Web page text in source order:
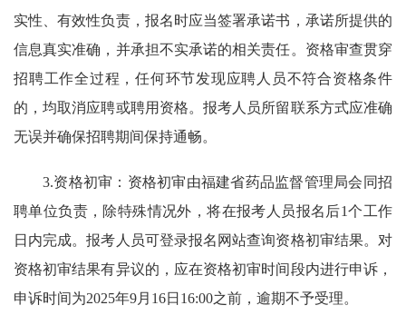
实性、有效性负责，报名时应当签署承诺书，承诺所提供的
信息真实准确，并承担不实承诺的相关责任。资格审查贯穿
招聘工作全过程，任何环节发现应聘人员不符合资格条件
的，均取消应聘或聘用资格。报考人员所留联系方式应准确
无误并确保招聘期间保持通畅。
3.资格初审：资格初审由福建省药品监督管理局会同招
聘单位负责，除特殊情况外，将在报考人员报名后1个工作
日内完成。报考人员可登录报名网站查询资格初审结果。对
资格初审结果有异议的，应在资格初审时间段内进行申诉，
申诉时间为2025年9月16日16:00之前，逾期不予受理。